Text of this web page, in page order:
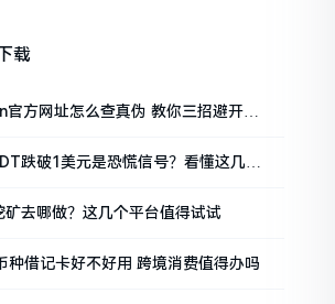
载
方网址怎么查真伪 教你三招避开钓
跌破1美元是恐慌信号？看懂这几点
矿去哪做？这几个平台值得试试
种借记卡好不好用 跨境消费值得办吗